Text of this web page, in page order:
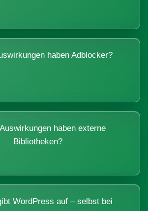
haben Adblocker?
haben externe
Bibliotheken?
WordPress auf – selbst bei